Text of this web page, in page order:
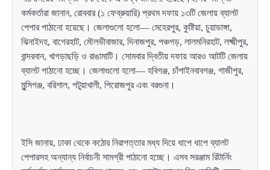
কর্মকর্তারা জানান, রোববার (১ ফেব্রুয়ারি) প্রথম দফায় ১৩টি জেলায় ব্যালট
পেপার পাঠানো হয়েছে। জেলাগুলো হলো— মেহেরপুর, কুষ্টিয়া, চুয়াডাঙ্গা,
ঝিনাইদহ, বাগেরহাট, মৌলভীবাজার, দিনাজপুর, পঞ্চগড়, লালমনিরহাট, লক্ষ্মীপুর,
বান্দরবান, খাগড়াছড়ি ও রাঙামাটি। সোমবার দ্বিতীয় দফায় আরও আটটি জেলায়
ব্যালট পাঠানো হচ্ছে। জেলাগুলো হলো— হবিগঞ্জ, চাঁপাইনবাবগঞ্জ, গাজীপুর,
মুন্সিগঞ্জ, বরিশাল, পটুয়াখালী, পিরোজপুর এবং বরগুনা।
ইসি জানায়, ঢাকা থেকে কঠোর নিরাপত্তার মধ্য দিয়ে ধাপে ধাপে ব্যালট
পেপারসহ অন্যান্য নির্বাচনী সামগ্রী পাঠানো হচ্ছে। এসব সরঞ্জাম রিটার্নিং